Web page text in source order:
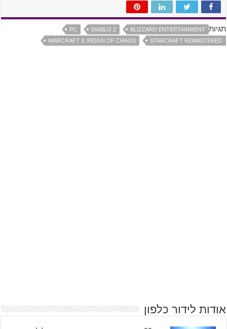
תגיות BLIZZARD ENTERTAINMENT
DIABLO 2
PC
STARCRAFT REMASTERED
WARCRAFT 3: REIGN OF CHAOS
אודות לידור כלפון